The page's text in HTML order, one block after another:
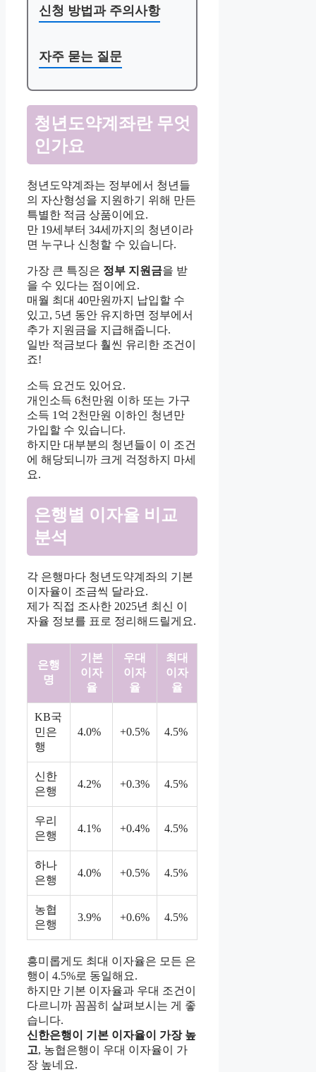
신청 방법과 주의사항
자주 묻는 질문
청년도약계좌란 무엇
인가요
청년도약계좌는 정부에서 청년들
의 자산형성을 지원하기 위해 만든
특별한 적금 상품이에요.
만 19세부터 34세까지의 청년이라
면 누구나 신청할 수 있습니다.
가장 큰 특징은 정부 지원금을 받
을 수 있다는 점이에요.
매월 최대 40만원까지 납입할 수
있고, 5년 동안 유지하면 정부에서
추가 지원금을 지급해줍니다.
일반 적금보다 훨씬 유리한 조건이
죠!
소득 요건도 있어요.
개인소득 6천만원 이하 또는 가구
소득 1억 2천만원 이하인 청년만
가입할 수 있습니다.
하지만 대부분의 청년들이 이 조건
에 해당되니까 크게 걱정하지 마세
요.
은행별 이자율 비교
분석
각 은행마다 청년도약계좌의 기본
이자율이 조금씩 달라요.
제가 직접 조사한 2025년 최신 이
자율 정보를 표로 정리해드릴게요.
은행
명
기본
이자
율
우대
이자
율
최대
이자
율
KB국
민은
행
4.0% +0.5% 4.5%
신한
은행
4.2% +0.3% 4.5%
우리
은행
4.1% +0.4% 4.5%
하나
은행
4.0% +0.5% 4.5%
농협
은행
3.9% +0.6% 4.5%
흥미롭게도 최대 이자율은 모든 은
행이 4.5%로 동일해요.
하지만 기본 이자율과 우대 조건이
다르니까 꼼꼼히 살펴보시는 게 좋
습니다.
신한은행이 기본 이자율이 가장 높
고, 농협은행이 우대 이자율이 가
장 높네요.